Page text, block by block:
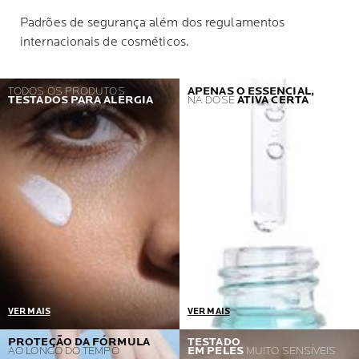
Padrões de segurança além dos regulamentos
internacionais de cosméticos.
TODOS OS PRODUTOS
TESTADOS PARA ALERGIA
VER MAIS
Um pré-requisito =
Nenhuma reação alérgica
APENAS O ESSENCIAL,
NA DOSEATIVA CERTA
VER MAIS
Desenvolvidos em
colaboração com
PROTEÇÃO DA FÓRMULA
AO LONGO DO TEMPO
TESTADO
EM PELESMUITO SENSÍVEIS